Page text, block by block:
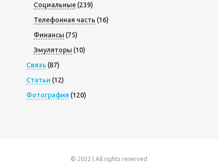
Социальные(239)
Телефонная часть (16)
Финансы (75)
Эмуляторы (10)
Связь (87)
Статьи (12)
Фотография (120)
© 2022 | All rights reserved